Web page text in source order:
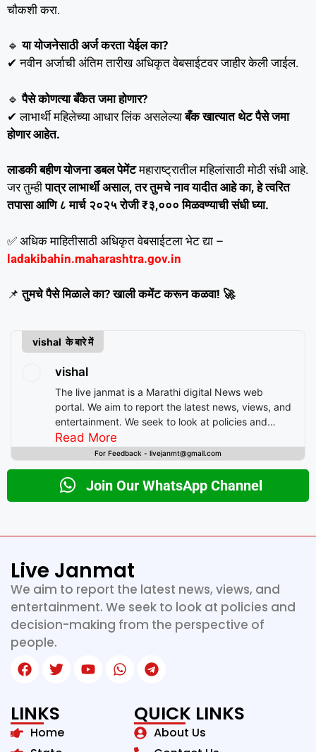
चौकशी करा.
🔹या योजनेसाठी अर्ज करता येईल का?
✔ नवीन अर्जाची अंतिम तारीख अधिकृत वेबसाईटवर जाहीर केली जाईल.
🔹पैसे कोणत्या बँकेत जमा होणार?
✔ लाभार्थी महिलेच्या आधार लिंक असलेल्याबँक खात्यात थेट पैसे जमा
होणार आहेत.
लाडकी बहीण योजना डबल पेमेंटमहाराष्ट्रातील महिलांसाठी मोठी संधी आहे.
जर तुम्हीपात्र लाभार्थी असाल, तर तुमचे नाव यादीत आहे का, हे त्वरित
तपासा आणि ८ मार्च २०२५ रोजी ₹३,००० मिळवण्याची संधी घ्या.
✅ अधिक माहितीसाठी अधिकृत वेबसाईटला भेट द्या –
ladakibahin.maharashtra.gov.in
📌तुमचे पैसे मिळाले का? खाली कमेंट करून कळवा! 🚀
vishal के बारे में
vishal
The live janmat is a Marathi digital News web
portal. We aim to report the latest news, views, and
entertainment. We seek to look at policies and
decision-making from the perspective of people.
Read More
For Feedback - livejanmt@gmail.com
Join Our WhatsApp Channel
Live Janmat
We aim to report the latest news, views, and
entertainment. We seek to look at policies and
decision-making from the perspective of
people.
LINKS
Home
QUICK LINKS
About Us